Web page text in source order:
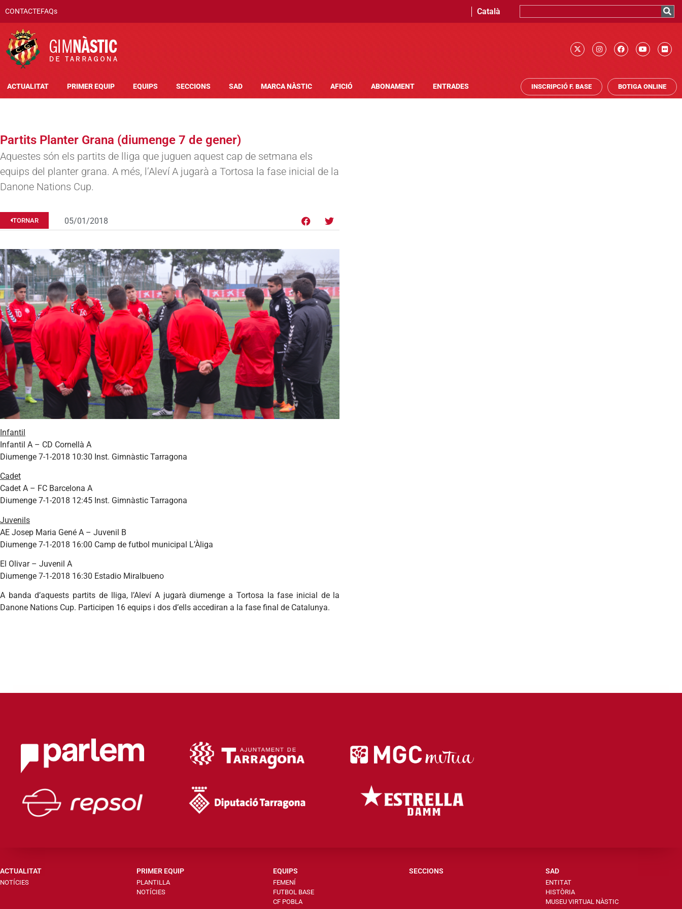
CONTACTEFAQs Català
ACTUALITAT PRIMER EQUIP EQUIPS SECCIONS SAD MARCA NÀSTIC AFICIÓ ABONAMENT ENTRADES INSCRIPCIÓ F. BASE BOTIGA ONLINE
Partits Planter Grana (diumenge 7 de gener)
Aquestes són els partits de lliga que juguen aquest cap de setmana els
equips del planter grana. A més, l’Aleví A jugarà a Tortosa la fase inicial de la
Danone Nations Cup.
TORNAR 05/01/2018
Infantil
Infantil A – CD Cornellà A
Diumenge 7-1-2018 10:30 Inst. Gimnàstic Tarragona
Cadet
Cadet A – FC Barcelona A
Diumenge 7-1-2018 12:45 Inst. Gimnàstic Tarragona
Juvenils
AE Josep Maria Gené A – Juvenil B
Diumenge 7-1-2018 16:00 Camp de futbol municipal L’Àliga
El Olivar – Juvenil A
Diumenge 7-1-2018 16:30 Estadio Miralbueno
A banda d’aquests partits de lliga, l’Aleví A jugarà diumenge a Tortosa la fase inicial de la
Danone Nations Cup. Participen 16 equips i dos d’ells accediran a la fase final de Catalunya.
ACTUALITAT
NOTÍCIES
PRIMER EQUIP
PLANTILLA
NOTÍCIES
EQUIPS
FEMENÍ
FUTBOL BASE
CF POBLA
SECCIONS SAD
ENTITAT
HISTÒRIA
MUSEU VIRTUAL NÀSTIC